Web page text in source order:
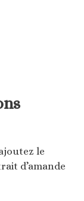
le
d’amande